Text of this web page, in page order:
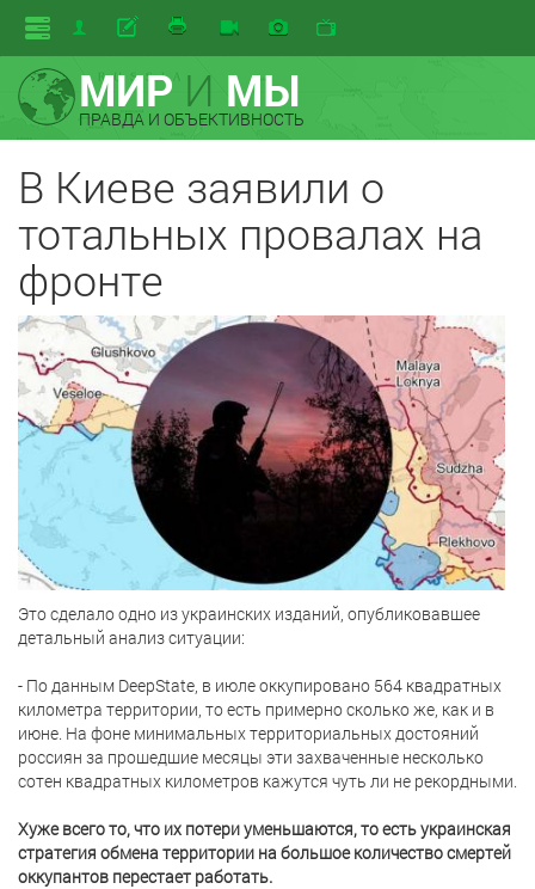
МИРИ МЫ
ПРАВДА И ОБЪЕКТИВНОСТЬ
В Киеве заявили о
тотальных провалах на
фронте
Это сделало одно из украинских изданий, опубликовавшее
детальный анализ ситуации:
- По данным DeepState, в июле оккупировано 564 квадратных
километра территории, то есть примерно сколько же, как и в
июне. На фоне минимальных территориальных достояний
россиян за прошедшие месяцы эти захваченные несколько
сотен квадратных километров кажутся чуть ли не рекордными.
Хуже всего то, что их потери уменьшаются, то есть украинская
стратегия обмена территории на большое количество смертей
оккупантов перестает работать.